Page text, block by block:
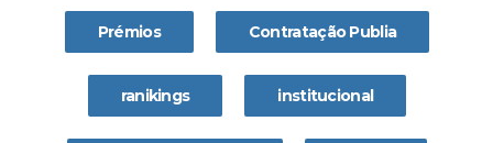
Prémios Contratação Publia
ranikings institucional